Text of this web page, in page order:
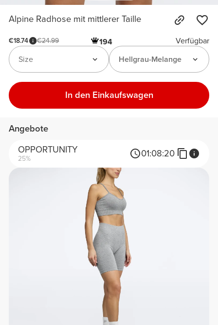
Alpine Radhose mit mittlerer Taille
€18.74 €24.99 194
Verfügbar
Hellgrau-Melange
Size
In den Einkaufswagen
Angebote
OPPORTUNITY
25% 01:08:20